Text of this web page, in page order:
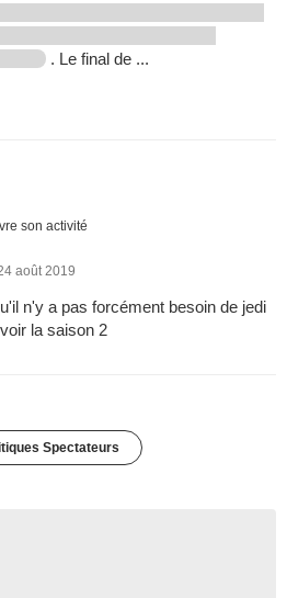
. Le final de ...
son activité
août 2019
n'y a pas forcément besoin de jedi
la saison 2
Spectateurs